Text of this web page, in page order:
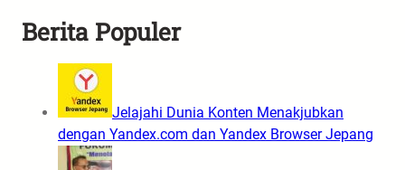
Berita Populer
Jelajahi Dunia Konten Menakjubkan
dengan Yandex.com dan Yandex Browser Jepang